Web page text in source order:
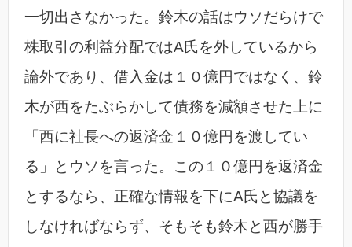
一切出さなかった。鈴木の話はウソだらけで
株取引の利益分配ではA氏を外しているから
論外であり、借入金は１０億円ではなく、鈴
木が西をたぶらかして債務を減額させた上に
「西に社長への返済金１０億円を渡してい
る」とウソを言った。この１０億円を返済金
とするなら、正確な情報を下にA氏と協議を
しなければならず、そもそも鈴木と西が勝手